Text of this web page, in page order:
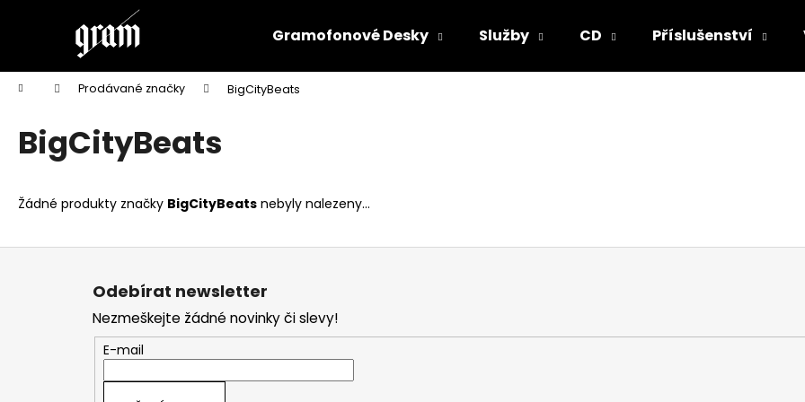
Gramofonové Desky Služby CD Příslušenství
Domů Prodávané značky BigCityBeats
BigCityBeats
Žádné produkty značky BigCityBeats nebyly nalezeny...
í
Zpět
do
obchodu
Zpět
do
obchodu
Doporučujeme
Z
Odebírat newsletter
Nezmeškejte žádné novinky či slevy!
E-mail